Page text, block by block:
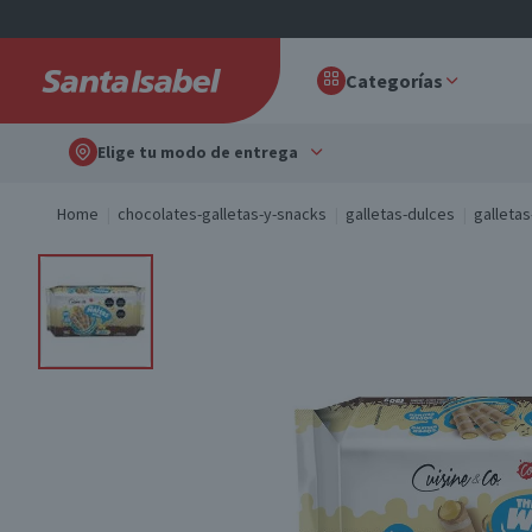
Categorías
Elige tu modo de entrega
Home chocolates-galletas-y-snacks galletas-dulces